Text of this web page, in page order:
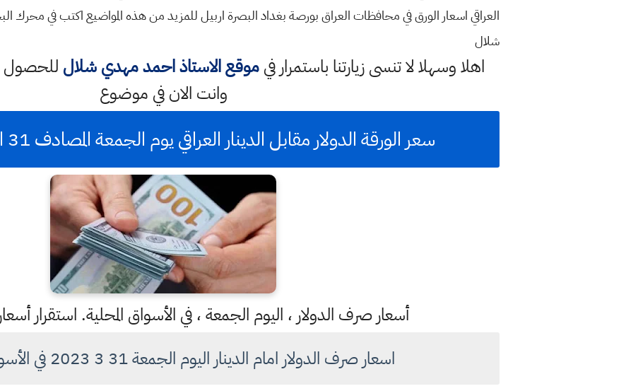
العراقي اسعار الورق في محافظات العراق بورصة بغداد البصرة اربيل للمزيد من هذه المواضيع اكتب في
شلال
اهلا وسهلالا تنسى زيارتنا باستمرار فيموقع الاستاذ احمد مهدي شلال للحصول
وانت الان في موضوع
سعر الورقة الدولار مقابل الدينار العراقي يوم الجمعة المصادف 31 اذار للعام 2023
أسعار صرف الدولار ، اليوم الجمعة ، في الأسواق المحلية. استقرار
اسعار صرف الدولار امام الدينار اليوم الجمعة 31 3 2023 في الأسواق العراقية